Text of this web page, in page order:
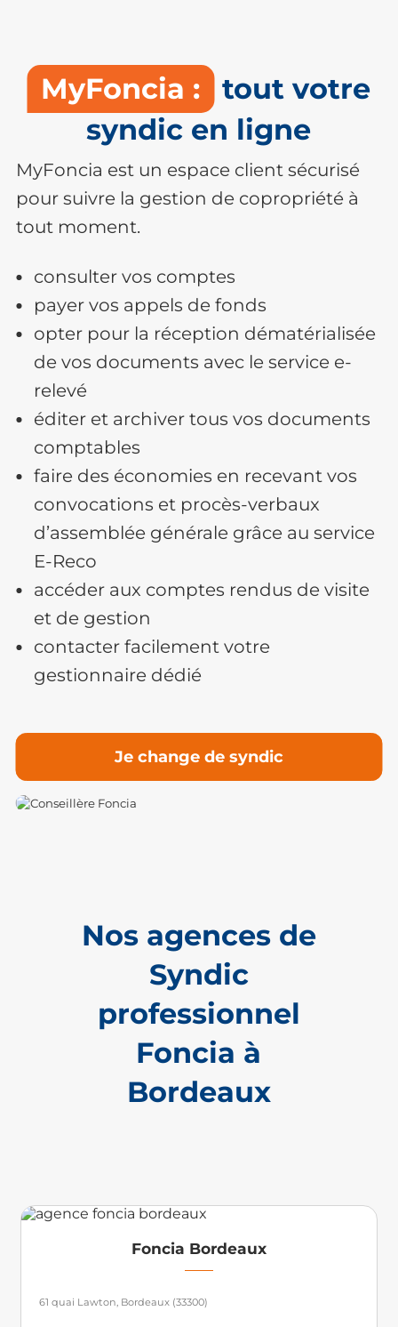
MyFoncia : tout votre
syndic en ligne
MyFoncia est un espace client sécurisé
pour suivre la gestion de copropriété à
tout moment.
consulter vos comptes
payer vos appels de fonds
opter pour la réception dématérialisée
de vos documents avec le service e-
relevé
éditer et archiver tous vos documents
comptables
faire des économies en recevant vos
convocations et procès-verbaux
d’assemblée générale grâce au service
E-Reco
accéder aux comptes rendus de visite
et de gestion
contacter facilement votre
gestionnaire dédié
Je change de syndic
Nos agences de
Syndic
professionnel
Foncia à
Bordeaux
Foncia Bordeaux
61 quai Lawton, Bordeaux (33300)